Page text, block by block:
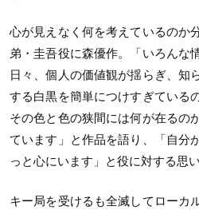
心が見えなく何を考えているのか
弟・圭吾役に森優作。「いろんな
日々、個人の価値観が揺らぎ、知
する白黒を簡単につけすぎている
その色と色の狭間には何が在るの
ています」と作品を語り、「自分
っと心にいます」と役に対する思
キー局を受けるも全滅してローカ